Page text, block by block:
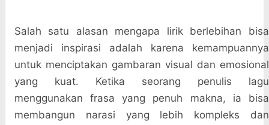
Salah satu alasan mengapa lirik berlebihan bisa
menjadi inspirasi adalah karena kemampuannya
untuk menciptakan gambaran visual dan emosional
yang kuat. Ketika seorang penulis lagu
menggunakan frasa yang penuh makna, ia bisa
membangun narasi yang lebih kompleks dan